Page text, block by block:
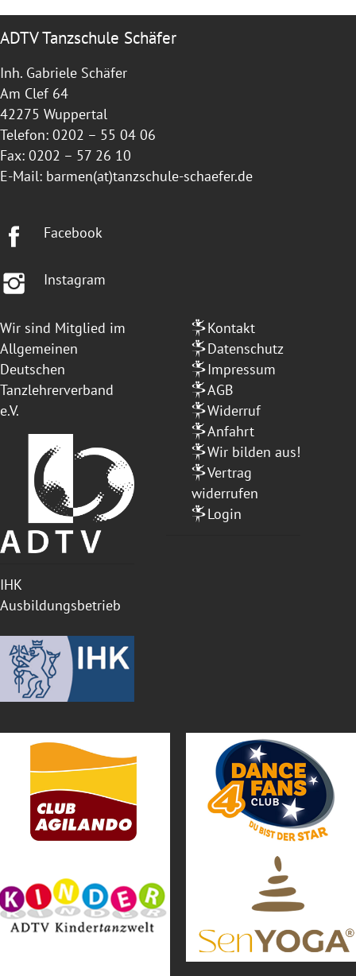
ADTV Tanzschule Schäfer
Inh. Gabriele Schäfer
Am Clef 64
42275 Wuppertal
Telefon: 0202 – 55 04 06
Fax: 0202 – 57 26 10
E-Mail: barmen(at)tanzschule-schaefer.de
Facebook
Instagram
Wir sind Mitglied im
Allgemeinen
Deutschen
Tanzlehrerverband
e.V.
IHK
Ausbildungsbetrieb
Kontakt
Datenschutz
Impressum
AGB
Widerruf
Anfahrt
Wir bilden aus!
Vertrag
widerrufen
Login